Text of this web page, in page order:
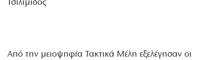
Τσιλιμιδός
Από την μειοψηφία Τακτικά Μέλη εξελέγησαν οι